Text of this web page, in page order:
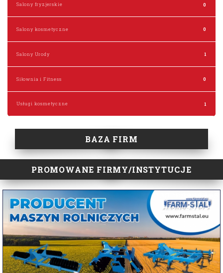
Salony fryzjerskie 0
Salony kosmetyczne 0
Salony Urody 1
Siłownia i Fitness 0
Usługi kosmetyczne 1
BAZA FIRM
PROMOWANE FIRMY/INSTYTUCJE